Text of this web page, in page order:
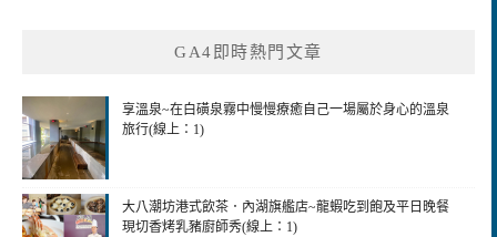
GA4即時熱門文章
享溫泉~在白磺泉霧中慢慢療癒自己一場屬於身心的溫泉
旅行(線上：1)
大八潮坊港式飲茶．內湖旗艦店~龍蝦吃到飽及平日晚餐
現切香烤乳豬廚師秀(線上：1)